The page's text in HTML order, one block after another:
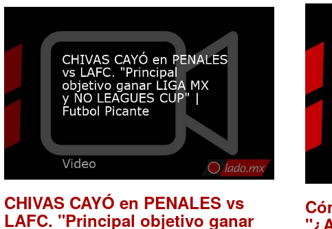
CHIVAS CAYÓ en PENALES vs
LAFC. "Principal objetivo ganar